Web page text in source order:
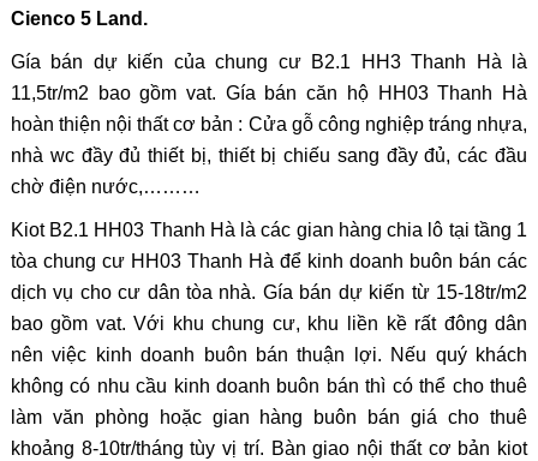
Cienco 5 Land.
Gía bán dự kiến của chung cư B2.1 HH3 Thanh Hà là
11,5tr/m2 bao gồm vat. Gía bán căn hộ HH03 Thanh Hà
hoàn thiện nội thất cơ bản : Cửa gỗ công nghiệp tráng nhựa,
nhà wc đầy đủ thiết bị, thiết bị chiếu sang đầy đủ, các đầu
chờ điện nước,………
Kiot B2.1 HH03 Thanh Hà là các gian hàng chia lô tại tầng 1
tòa chung cư HH03 Thanh Hà để kinh doanh buôn bán các
dịch vụ cho cư dân tòa nhà. Gía bán dự kiến từ 15-18tr/m2
bao gồm vat. Với khu chung cư, khu liền kề rất đông dân
nên việc kinh doanh buôn bán thuận lợi. Nếu quý khách
không có nhu cầu kinh doanh buôn bán thì có thể cho thuê
làm văn phòng hoặc gian hàng buôn bán giá cho thuê
khoảng 8-10tr/tháng tùy vị trí. Bàn giao nội thất cơ bản kiot